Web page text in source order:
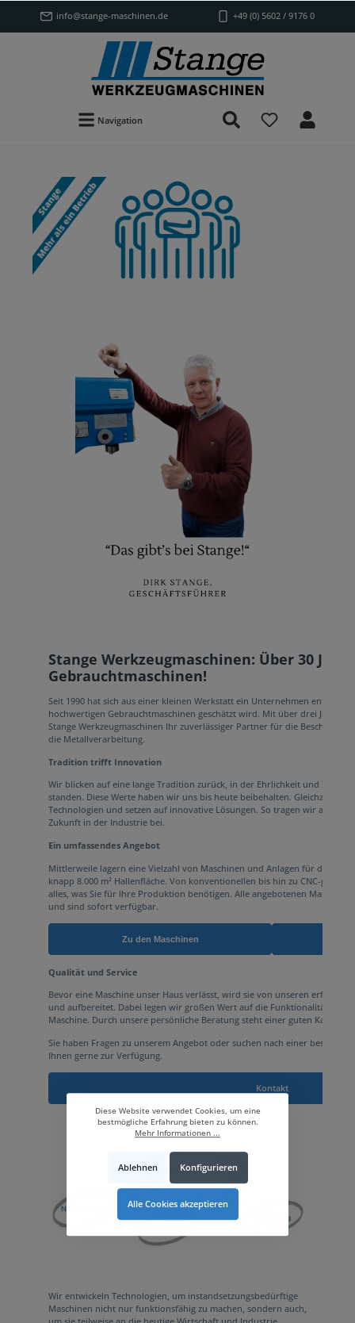
info@stange-maschinen.de +49 (0) 5602 / 9176 0
Navigation
Stange Werkzeugmaschinen: Über 30
Gebrauchtmaschinen!
Seit 1990 hat sich aus einer kleinen Werkstatt ein Unternehmen
hochwertigen Gebrauchtmaschinen geschätzt wird. Mit über drei
Stange Werkzeugmaschinen Ihr zuverlässiger Partner für die
die Metallverarbeitung.
Tradition trifft Innovation
Wir blicken auf eine lange Tradition zurück, in der Ehrlichkeit und
standen. Diese Werte haben wir uns bis heute beibehalten. Gleichzeitig
Technologien und setzen auf innovative Lösungen. So tragen wir aktiv
Zukunft in der Industrie bei.
Ein umfassendes Angebot
Mittlerweile lagern eine Vielzahl von Maschinen und Anlagen für die
knapp 8.000 m² Hallenfläche. Von konventionellen bis hin zu CNC-
alles, was Sie für Ihre Produktion benötigen. Alle angebotenen
und sind sofort verfügbar.
Zu den Maschinen
Qualität und Service
Bevor eine Maschine unser Haus verlässt, wird sie von unseren
und aufbereitet. Dabei legen wir großen Wert auf die Funktionalität und
Maschine. Durch unsere persönliche Beratung steht einer guten
Sie haben Fragen zu unserem Angebot oder suchen nach einer
Ihnen gerne zur Verfügung.
Kontakt
Wir entwickeln Technologien, um instandsetzungsbedürftige
Maschinen nicht nur funktionsfähig zu machen, sondern auch,
Diese Website verwendet Cookies, um eine
bestmögliche Erfahrung bieten zu können.
Mehr Informationen ...
Ablehnen Konfigurieren
Alle Cookies akzeptieren